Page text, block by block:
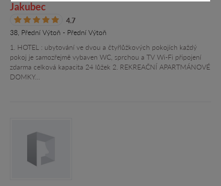
Jakubec
4.7
38, Přední Výtoň - Přední Výtoň
1. HOTEL : ubytování ve dvou a čtyřlůžkových pokojích každý
pokoj je samozřejmě vybaven WC, sprchou a TV Wi-Fi připojení
zdarma celková kapacita 24 lůžek 2. REKREAČNÍ APARTMÁNOVÉ
DOMKY…